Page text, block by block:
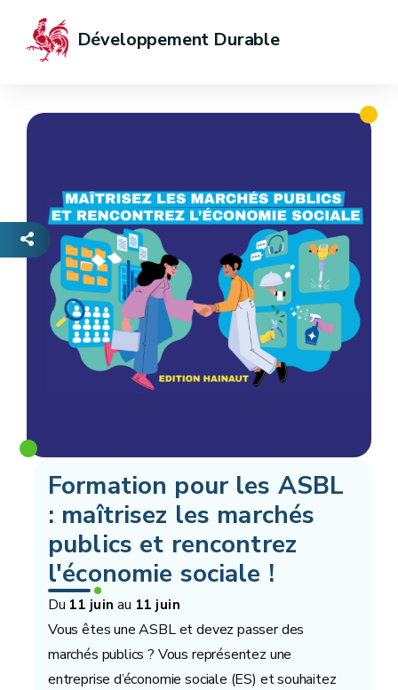
Développement Durable
Formation pour les ASBL
: maîtrisez les marchés
publics et rencontrez
l'économie sociale !
Du 11 juin au 11 juin
Vous êtes une ASBL et devez passer des
marchés publics ? Vous représentez une
entreprise d’économie sociale (ES) et souhaitez